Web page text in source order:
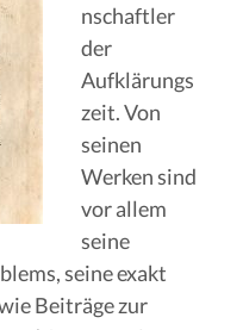
nschaftler
der
Aufklärungs
zeit. Von
seinen
Werken sind
vor allem
seine
seine exakt
Beiträge zur